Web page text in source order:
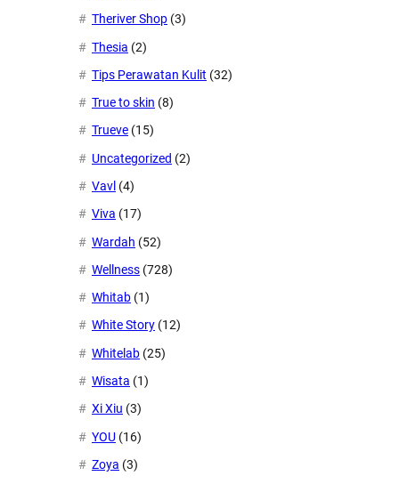
Theriver Shop (3)
Thesia (2)
Tips Perawatan Kulit (32)
True to skin (8)
Trueve (15)
Uncategorized (2)
Vavl (4)
Viva (17)
Wardah (52)
Wellness (728)
Whitab (1)
White Story (12)
Whitelab (25)
Wisata (1)
Xi Xiu (3)
YOU (16)
Zoya (3)